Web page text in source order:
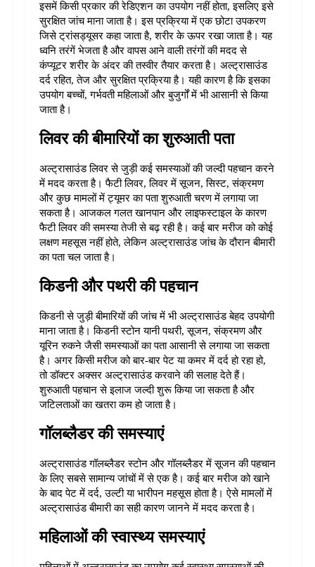
इसमें किसी प्रकार की रेडिएशन का उपयोग नहीं होता, इसलिए इसे
सुरक्षित जांच माना जाता है। इस प्रक्रिया में एक छोटा उपकरण
जिसे ट्रांसड्यूसर कहा जाता है, शरीर के ऊपर रखा जाता है। यह
ध्वनि तरंगें भेजता है और वापस आने वाली तरंगों की मदद से
कंप्यूटर शरीर के अंदर की तस्वीर तैयार करता है। अल्ट्रासाउंड
दर्द रहित, तेज और सुरक्षित प्रक्रिया है। यही कारण है कि इसका
उपयोग बच्चों, गर्भवती महिलाओं और बुजुर्गों में भी आसानी से किया
जाता है।
लिवर की बीमारियों का शुरुआती पता
अल्ट्रासाउंड लिवर से जुड़ी कई समस्याओं की जल्दी पहचान करने
में मदद करता है। फैटी लिवर, लिवर में सूजन, सिस्ट, संक्रमण
और कुछ मामलों में ट्यूमर का पता शुरुआती चरण में लगाया जा
सकता है। आजकल गलत खानपान और लाइफस्टाइल के कारण
फैटी लिवर की समस्या तेजी से बढ़ रही है। कई बार मरीज को कोई
लक्षण महसूस नहीं होते, लेकिन अल्ट्रासाउंड जांच के दौरान बीमारी
का पता चल जाता है।
किडनी और पथरी की पहचान
किडनी से जुड़ी बीमारियों की जांच में भी अल्ट्रासाउंड बेहद उपयोगी
माना जाता है। किडनी स्टोन यानी पथरी, सूजन, संक्रमण और
यूरिन रुकने जैसी समस्याओं का पता आसानी से लगाया जा सकता
है। अगर किसी मरीज को बार-बार पेट या कमर में दर्द हो रहा हो,
तो डॉक्टर अक्सर अल्ट्रासाउंड करवाने की सलाह देते हैं।
शुरुआती पहचान से इलाज जल्दी शुरू किया जा सकता है और
जटिलताओं का खतरा कम हो जाता है।
गॉलब्लैडर की समस्याएं
अल्ट्रासाउंड गॉलब्लैडर स्टोन और गॉलब्लैडर में सूजन की पहचान
के लिए सबसे सामान्य जांचों में से एक है। कई बार मरीज को खाने
के बाद पेट में दर्द, उल्टी या भारीपन महसूस होता है। ऐसे मामलों में
अल्ट्रासाउंड बीमारी का सही कारण जानने में मदद करता है।
महिलाओं की स्वास्थ्य समस्याएं